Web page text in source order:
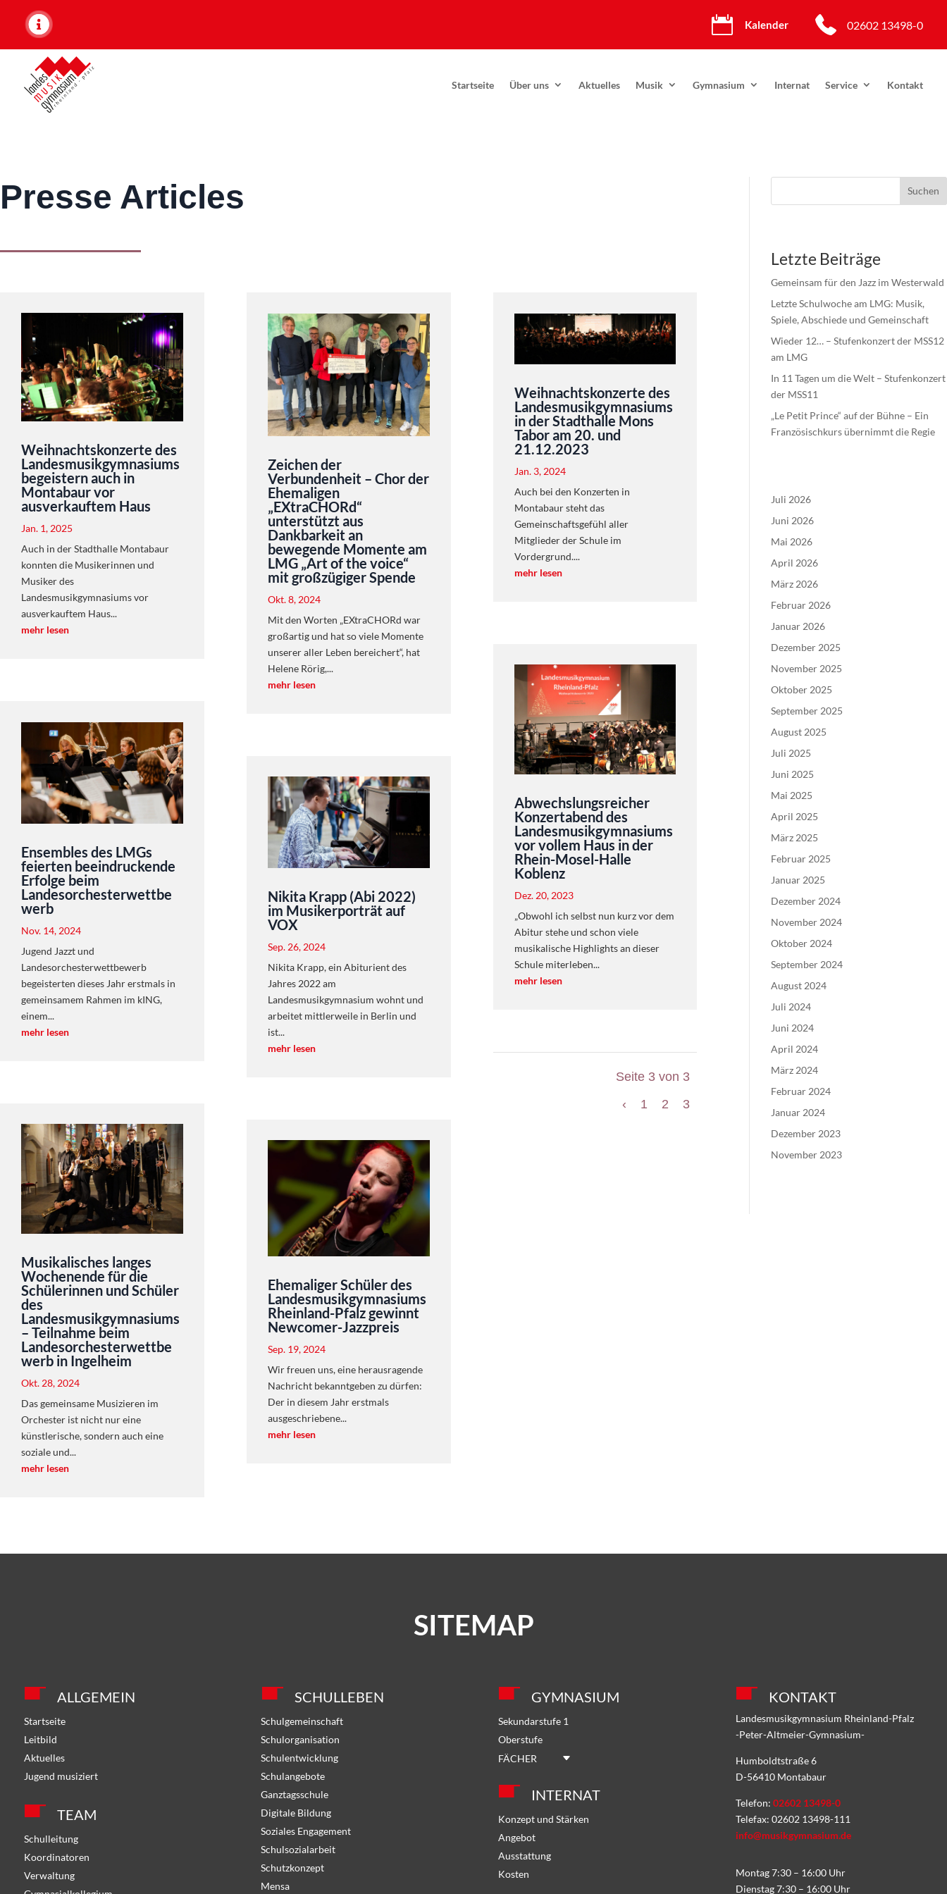
 Kalender 02602 13498-0
Startseite Über uns Aktuelles Musik Gymnasium Internat Service Kontakt
Presse Articles
Weihnachtskonzerte des
Landesmusikgymnasiums
begeistern auch in
Montabaur vor
ausverkauftem Haus
Jan. 1, 2025
Auch in der Stadthalle Montabaur
konnten die Musikerinnen und
Musiker des
Landesmusikgymnasiums vor
ausverkauftem Haus...
mehr lesen
Ensembles des LMGs
feierten beeindruckende
Erfolge beim
Landesorchesterwettbe
werb
Nov. 14, 2024
Jugend Jazzt und
Landesorchesterwettbewerb
begeisterten dieses Jahr erstmals in
gemeinsamem Rahmen im kING,
einem...
mehr lesen
Musikalisches langes
Wochenende für die
Schülerinnen und Schüler
des
Landesmusikgymnasiums
– Teilnahme beim
Landesorchesterwettbe
werb in Ingelheim
Okt. 28, 2024
Das gemeinsame Musizieren im
Orchester ist nicht nur eine
künstlerische, sondern auch eine
soziale und...
mehr lesen
Zeichen der
Verbundenheit – Chor der
Ehemaligen
„EXtraCHORd“
unterstützt aus
Dankbarkeit an
bewegende Momente am
LMG „Art of the voice“
mit großzügiger Spende
Okt. 8, 2024
Mit den Worten „EXtraCHORd war
großartig und hat so viele Momente
unserer aller Leben bereichert“, hat
Helene Rörig,...
mehr lesen
Nikita Krapp (Abi 2022)
im Musikerporträt auf
VOX
Sep. 26, 2024
Nikita Krapp, ein Abiturient des
Jahres 2022 am
Landesmusikgymnasium wohnt und
arbeitet mittlerweile in Berlin und
ist...
mehr lesen
Ehemaliger Schüler des
Landesmusikgymnasiums
Rheinland-Pfalz gewinnt
Newcomer-Jazzpreis
Sep. 19, 2024
Wir freuen uns, eine herausragende
Nachricht bekanntgeben zu dürfen:
Der in diesem Jahr erstmals
ausgeschriebene...
mehr lesen
Weihnachtskonzerte des
Landesmusikgymnasiums
in der Stadthalle Mons
Tabor am 20. und
21.12.2023
Jan. 3, 2024
Auch bei den Konzerten in
Montabaur steht das
Gemeinschaftsgefühl aller
Mitglieder der Schule im
Vordergrund....
mehr lesen
Abwechslungsreicher
Konzertabend des
Landesmusikgymnasiums
vor vollem Haus in der
Rhein-Mosel-Halle
Koblenz
Dez. 20, 2023
„Obwohl ich selbst nun kurz vor dem
Abitur stehe und schon viele
musikalische Highlights an dieser
Schule miterleben...
mehr lesen
Seite 3 von 3
‹
1 2 3
Suchen
Letzte Beiträge
Gemeinsam für den Jazz im Westerwald
Letzte Schulwoche am LMG: Musik,
Spiele, Abschiede und Gemeinschaft
Wieder 12… – Stufenkonzert der MSS12
am LMG
In 11 Tagen um die Welt – Stufenkonzert
der MSS11
„Le Petit Prince“ auf der Bühne – Ein
Französischkurs übernimmt die Regie
Juli 2026
Juni 2026
Mai 2026
April 2026
März 2026
Februar 2026
Januar 2026
Dezember 2025
November 2025
Oktober 2025
September 2025
August 2025
Juli 2025
Juni 2025
Mai 2025
April 2025
März 2025
Februar 2025
Januar 2025
Dezember 2024
November 2024
Oktober 2024
September 2024
August 2024
Juli 2024
Juni 2024
April 2024
März 2024
Februar 2024
Januar 2024
Dezember 2023
November 2023
SITEMAP
ALLGEMEIN
Startseite
Leitbild
Aktuelles
Jugend musiziert
TEAM
Schulleitung
Koordinatoren
Verwaltung
SCHULLEBEN
Schulgemeinschaft
Schulorganisation
Schulentwicklung
Schulangebote
Ganztagsschule
Digitale Bildung
Soziales Engagement
Schulsozialarbeit
Schutzkonzept
Mensa
GYMNASIUM
Sekundarstufe 1
Oberstufe
FÄCHER
INTERNAT
Konzept und Stärken
Angebot
Ausstattung
Kosten
KONTAKT
Landesmusikgymnasium Rheinland-Pfalz
-Peter-Altmeier-Gymnasium-
Humboldtstraße 6
D-56410 Montabaur
Telefon: 02602 13498-0
Telefax: 02602 13498-111
info@musikgymnasium.de
Montag 7:30 – 16:00 Uhr
Dienstag 7:30 – 16:00 Uhr